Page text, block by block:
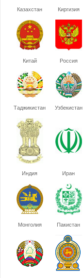
Казахстан Киргизия
Китай Россия
Таджикистан Узбекистан
Индия Иран
Монголия Пакистан